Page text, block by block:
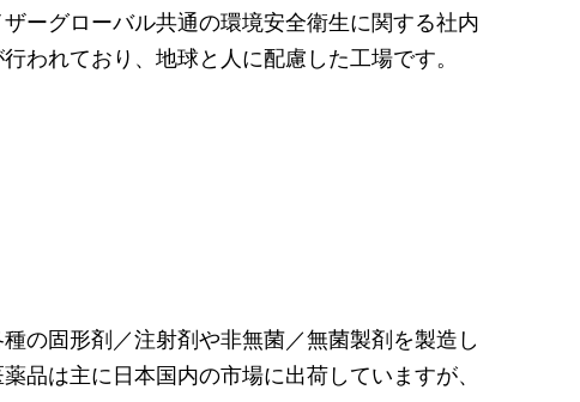
ーグローバル共通の環境安全衛生に関する社内
われており、地球と人に配慮した工場です。
の固形剤／注射剤や非無菌／無菌製剤を製造し
品は主に日本国内の市場に出荷していますが、